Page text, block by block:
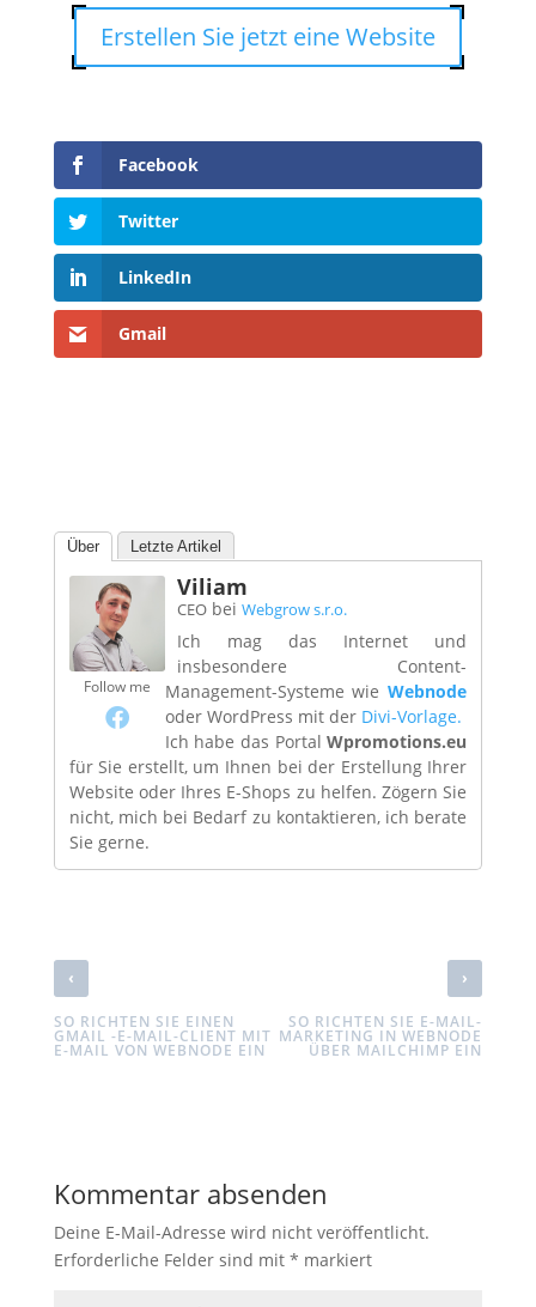
Erstellen Sie jetzt eine Website
Facebook
Twitter
LinkedIn
Gmail
Über Letzte Artikel
Follow me
Viliam
CEObei Webgrow s.r.o.
Ich mag das Internet und
insbesondere Content-
Management-Systeme wieWebnode
oder WordPress mit der Divi-Vorlage.
Ich habe das PortalWpromotions.eu
für Sie erstellt, um Ihnen bei der Erstellung Ihrer
Website oder Ihres E-Shops zu helfen. Zögern Sie
nicht, mich bei Bedarf zu kontaktieren, ich berate
Sie gerne.
‹
SO RICHTEN SIE EINEN
GMAIL -E-MAIL-CLIENT MIT
E-MAIL VON WEBNODE EIN
›
SO RICHTEN SIE E-MAIL-
MARKETING IN WEBNODE
ÜBER MAILCHIMP EIN
Kommentar absenden
Deine E-Mail-Adresse wird nicht veröffentlicht.
Erforderliche Felder sind mit * markiert